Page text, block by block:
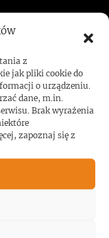
z
jak pliki cookie do
o urządzeniu.
dane, m.in.
Brak wyrażenia
zapoznaj się z
I
Z